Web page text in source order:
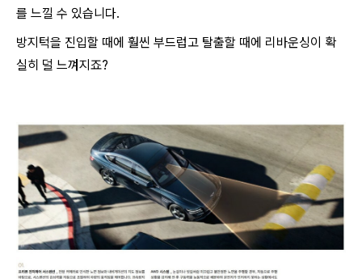
를 느낄 수 있습니다.
방지턱을 진입할 때에 훨씬 부드럽고 탈출할 때에 리바운싱이 확
실히 덜 느껴지죠?